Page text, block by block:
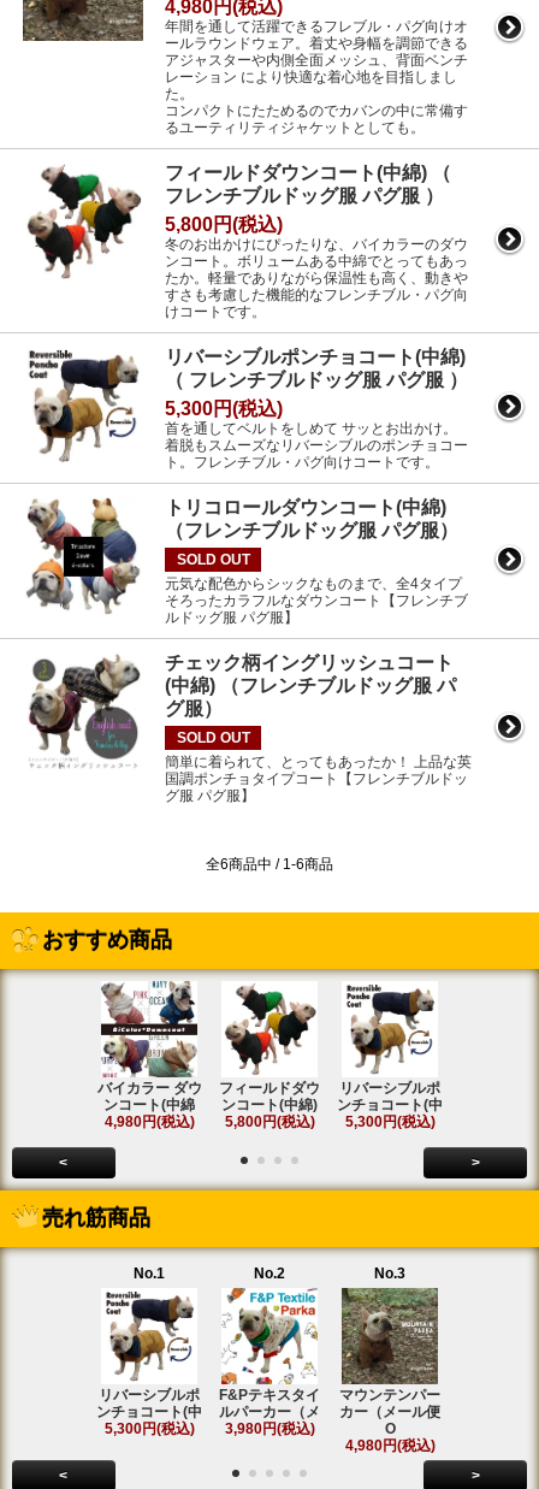
4,980円(税込)
年間を通して活躍できるフレブル・パグ向けオ
ールラウンドウェア。着丈や身幅を調節できる
アジャスターや内側全面メッシュ、背面ベンチ
レーション により快適な着心地を目指しまし
た。
コンパクトにたためるのでカバンの中に常備す
るユーティリティジャケットとしても。
フィールドダウンコート(中綿) （
フレンチブルドッグ服 パグ服 ）
5,800円(税込)
冬のお出かけにぴったりな、バイカラーのダウ
ンコート。ボリュームある中綿でとってもあっ
たか。軽量でありながら保温性も高く、動きや
すさも考慮した機能的なフレンチブル・パグ向
けコートです。
リバーシブルポンチョコート(中綿)
（ フレンチブルドッグ服 パグ服 ）
5,300円(税込)
首を通してベルトをしめて サッとお出かけ。
着脱もスムーズなリバーシブルのポンチョコー
ト。フレンチブル・パグ向けコートです。
トリコロールダウンコート(中綿)
（フレンチブルドッグ服 パグ服）
SOLD OUT
元気な配色からシックなものまで、全4タイプ
そろったカラフルなダウンコート【フレンチブ
ルドッグ服 パグ服】
チェック柄イングリッシュコート
(中綿) （フレンチブルドッグ服 パ
グ服）
SOLD OUT
簡単に着られて、とってもあったか！ 上品な英
国調ポンチョタイプコート【フレンチブルドッ
グ服 パグ服】
全6商品中 / 1-6商品
おすすめ商品
バイカラー ダウ
ンコート(中綿
4,980円(税込)
フィールドダウ
ンコート(中綿)
5,800円(税込)
リバーシブルポ
ンチョコート(中
5,300円(税込)
< >
売れ筋商品
No.1
リバーシブルポ
ンチョコート(中
5,300円(税込)
No.2
F&Pテキスタイ
ルパーカー（メ
3,980円(税込)
No.3
マウンテンパー
カー（メール便
O
4,980円(税込)
< >